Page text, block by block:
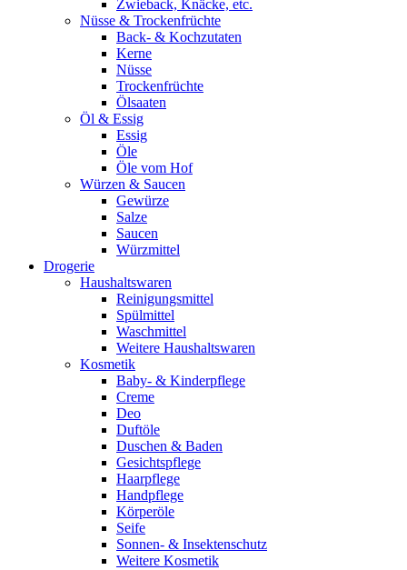
Zwieback, Knäcke, etc.
Nüsse & Trockenfrüchte
Back- & Kochzutaten
Kerne
Nüsse
Trockenfrüchte
Ölsaaten
Öl & Essig
Essig
Öle
Öle vom Hof
Würzen & Saucen
Gewürze
Salze
Saucen
Würzmittel
Drogerie
Haushaltswaren
Reinigungsmittel
Spülmittel
Waschmittel
Weitere Haushaltswaren
Kosmetik
Baby- & Kinderpflege
Creme
Deo
Duftöle
Duschen & Baden
Gesichtspflege
Haarpflege
Handpflege
Körperöle
Seife
Sonnen- & Insektenschutz
Weitere Kosmetik